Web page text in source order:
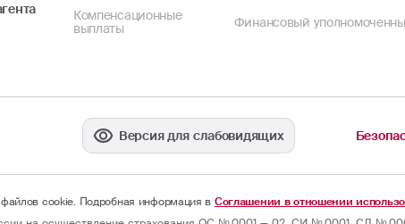
Компенсационные
выплаты
Финансовый
Версия для слабовидящих
cookie. Подробная информация в Соглашении в отношении